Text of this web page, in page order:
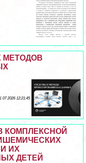
МЕТОДОВ
07 2026 12:21:45
КОМПЛЕКСНОЙ
ИХ
ДЕТЕЙ